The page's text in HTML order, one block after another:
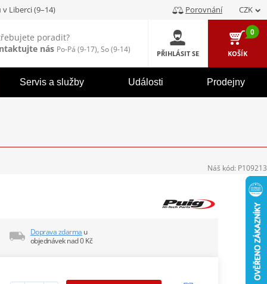
v Liberci (9–14) Porovnání CZK
poradit?
nás Po-Pá (9-17), So (9-14) PŘIHLÁSIT SE
0
KOŠÍK
Servis a služby Události Prodejny
Doprava zdarma u
objednávek nad 0 Kč
Náš kód: P109213